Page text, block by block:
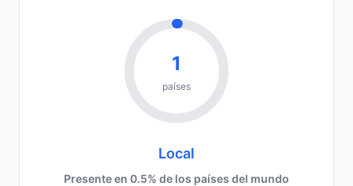
1
países
Local
Presente en 0.5% de los países del mundo